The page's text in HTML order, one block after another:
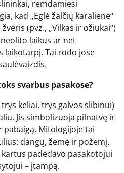
remdamiesi
kad „Eglė žalčių karalienė“
(pvz., „Vilkas ir ožiukai“)
laikus ar net
laikotarpį. Tai rodo jose
svarbus pasakose?
keliai, trys galvos slibinui)
Jis simbolizuoja pilnatvę ir
pabaigą. Mitologijoje tai
dangų, žemę ir požemį.
padėdavo pasakotojui
– įtampą.